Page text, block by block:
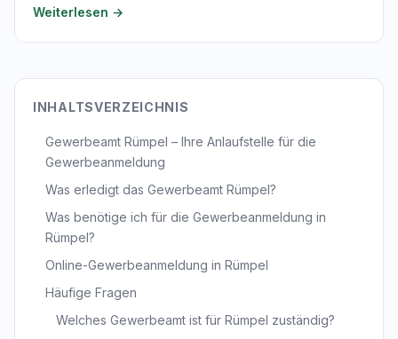
Weiterlesen →
INHALTSVERZEICHNIS
Gewerbeamt Rümpel – Ihre Anlaufstelle für die
Gewerbeanmeldung
Was erledigt das Gewerbeamt Rümpel?
Was benötige ich für die Gewerbeanmeldung in
Rümpel?
Online-Gewerbeanmeldung in Rümpel
Häufige Fragen
Welches Gewerbeamt ist für Rümpel zuständig?